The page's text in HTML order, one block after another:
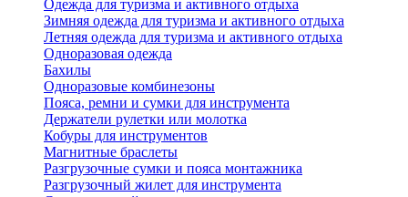
Одежда для туризма и активного отдыха
Зимняя одежда для туризма и активного отдыха
Летняя одежда для туризма и активного отдыха
Одноразовая одежда
Бахилы
Одноразовые комбинезоны
Пояса, ремни и сумки для инструмента
Держатели рулетки или молотка
Кобуры для инструментов
Магнитные браслеты
Разгрузочные сумки и пояса монтажника
Разгрузочный жилет для инструмента